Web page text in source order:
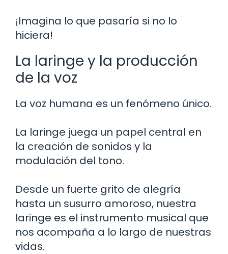
¡Imagina lo que pasaría si no lo
hiciera!
La laringe y la producción
de la voz
La voz humana es un fenómeno único.
La laringe juega un papel central en
la creación de sonidos y la
modulación del tono.
Desde un fuerte grito de alegría
hasta un susurro amoroso, nuestra
laringe es el instrumento musical que
nos acompaña a lo largo de nuestras
vidas.